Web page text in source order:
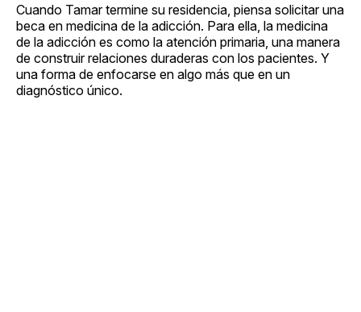
Cuando Tamar termine su residencia, piensa solicitar una
beca en medicina de la adicción. Para ella, la medicina
de la adicción es como la atención primaria, una manera
de construir relaciones duraderas con los pacientes. Y
una forma de enfocarse en algo más que en un
diagnóstico único.